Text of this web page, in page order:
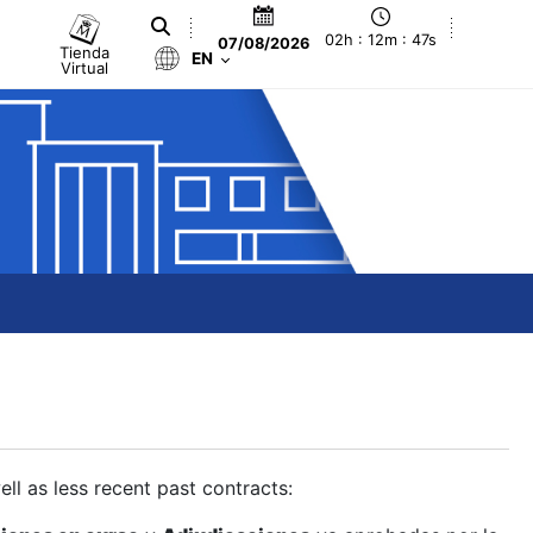
Tienda
Virtual
07/08/2026 02h : 12m : 48s
EN
as less recent past contracts: